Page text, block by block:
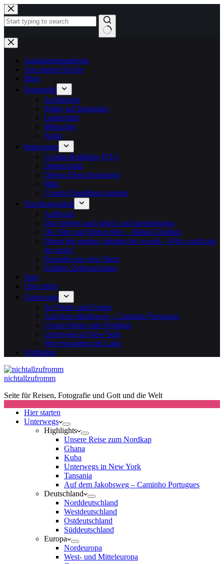
Zum
Inhalt
springen
Keine
Ergebnisse
Andalusienrundreise
Aus meiner Küche
Blog
Fotografie
Architektur
Bilder auf Instagram
Landschaft
Menschen
Natur
Impressum
Cookie-Richtlinie (EU)
Datenschutz
Diesen Blog abonnieren
Mail
Cookie Einstellung ändern
Nachkriegskind
Aufbruch
Das streben nach glück und anerkennung
Die 50er und frühen 60er – Meine Kindheit
Doing the garden, digging the weeds – Who could ask
for more?
Episoden aus den 50ern
Erlebtes Zeitgeschehen
Start
Über mich
Unterwegs
An Nord- und Ostsee
Auf dem Jakobsweg – Caminho Portugues
Unsere Reise zum Nordkap
Unterwegs in New York
Wir erwandern die Lahn
Vorfahren
nichtallzufromm
Seite für Reisen, Fotografie und Gott und die Welt
Hier starten
Unterwegs
Highlights
Unsere Reise zum Nordkap
Ghana
Kuba
Unterwegs in New York
Tansania
Auf dem Jakobsweg – Caminho Portugues
Deutschland
Norddeutschland
Westdeutschland
Ostdeutschland
Süddeutschland
Europa
Nordeuropa
West- und Mitteleuropa